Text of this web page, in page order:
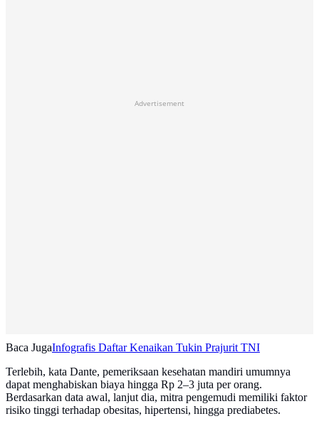
Advertisement
Baca JugaInfografis Daftar Kenaikan Tukin Prajurit TNI
Terlebih, kata Dante, pemeriksaan kesehatan mandiri umumnya
dapat menghabiskan biaya hingga Rp 2–3 juta per orang.
Berdasarkan data awal, lanjut dia, mitra pengemudi memiliki faktor
risiko tinggi terhadap obesitas, hipertensi, hingga prediabetes.